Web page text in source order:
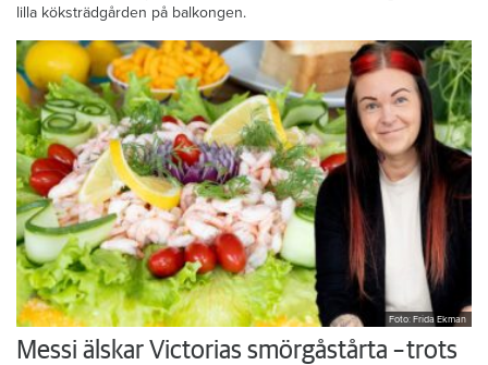
lilla köksträdgården på balkongen.
Foto: Frida Ekman
Messi älskar Victorias smörgåstårta – trots